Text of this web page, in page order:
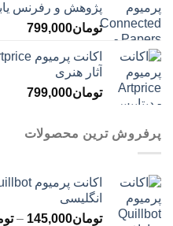
پژوهش و رفرنس
تومان799,000
آثار هنری
تومان799,000
پرفروش ترین محصولات
انگلیسی
تومان145,000
–